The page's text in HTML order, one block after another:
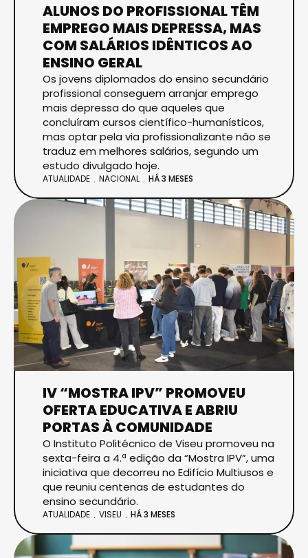
ALUNOS DO PROFISSIONAL TÊM
EMPREGO MAIS DEPRESSA, MAS
COM SALÁRIOS IDÊNTICOS AO
ENSINO GERAL
Os jovens diplomados do ensino secundário
profissional conseguem arranjar emprego
mais depressa do que aqueles que
concluíram cursos científico-humanísticos,
mas optar pela via profissionalizante não se
traduz em melhores salários, segundo um
estudo divulgado hoje.
ATUALIDADE NACIONAL HÁ 3 MESES
IV “MOSTRA IPV” PROMOVEU
OFERTA EDUCATIVA E ABRIU
PORTAS À COMUNIDADE
O Instituto Politécnico de Viseu promoveu na
sexta-feira a 4.ª edição da “Mostra IPV”, uma
iniciativa que decorreu no Edifício Multiusos e
que reuniu centenas de estudantes do
ensino secundário.
ATUALIDADE VISEU HÁ 3 MESES